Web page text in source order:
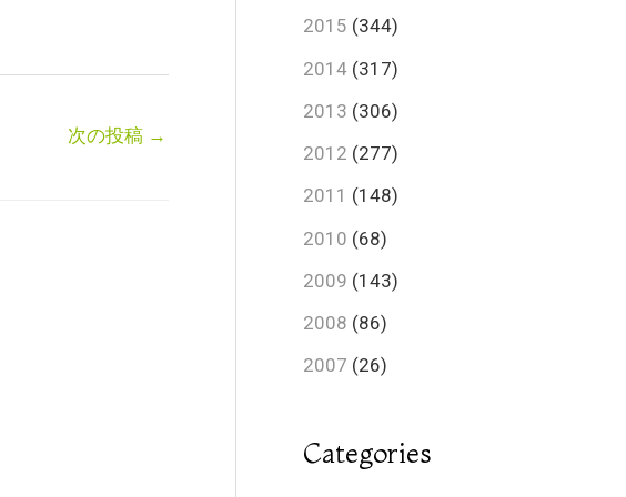
次の投稿 →
2015 (344)
2014 (317)
2013 (306)
2012 (277)
2011 (148)
2010 (68)
2009 (143)
2008 (86)
2007 (26)
Categories